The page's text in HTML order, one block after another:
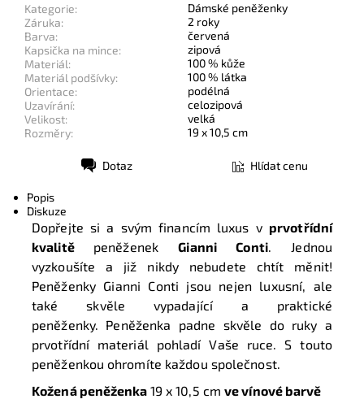
Kategorie:
Dámské peněženky
Záruka:
2 roky
Barva:
červená
Kapsička na mince:
zipová
Materiál:
100 % kůže
Materiál podšívky:
100 % látka
Orientace:
podélná
Uzavírání:
celozipová
Velikost:
velká
Rozměry:
19 x 10,5 cm
Dotaz Hlídat cenu
Popis
Diskuze
Dopřejte si a svým financím luxus v prvotřídní
kvalitě peněženekGianni Conti. Jednou
vyzkoušíte a již nikdy nebudete chtít měnit!
Peněženky Gianni Conti jsou nejen luxusní, ale
také skvěle vypadající a praktické
peněženky. Peněženka padne skvěle do ruky a
prvotřídní materiál pohladí Vaše ruce. S touto
peněženkou ohromíte každou společnost.
Kožená peněženka 19 x 10,5 cmve vínové barvě